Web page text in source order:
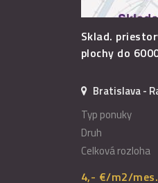
Sklad.
plochy do
Bratislava -
Typ ponuky
Druh
Celková rozloha
4,- €/m2/mes.